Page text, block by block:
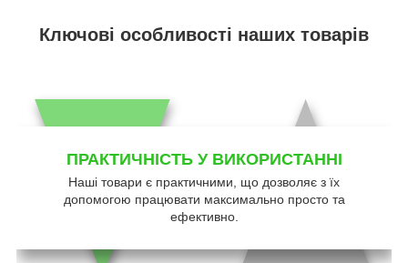
Ключові особливості наших товарів
ПРАКТИЧНІСТЬ У ВИКОРИСТАННІ
Наші товари є практичними, що дозволяє з їх
допомогою працювати максимально просто та
ефективно.